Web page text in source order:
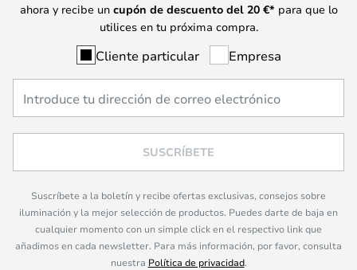
ahora y recibe un cupón de descuento del 20 €* para que lo
utilices en tu próxima compra.
Cliente particular Empresa
SUSCRÍBETE
Suscríbete a la boletín y recibe ofertas exclusivas, consejos sobre
iluminación y la mejor selección de productos. Puedes darte de baja en
cualquier momento con un simple click en el respectivo link que
añadimos en cada newsletter. Para más información, por favor, consulta
nuestra Política de privacidad.